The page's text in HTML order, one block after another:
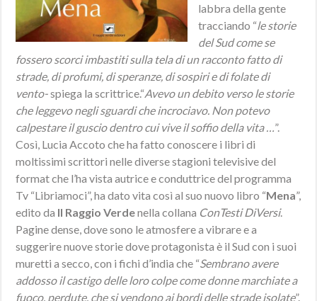
labbra della gente
tracciando “le storie
del Sud come se
fossero scorci imbastiti sulla tela di un racconto fatto di
strade, di profumi, di speranze, di sospiri e di folate di
vento-spiega la scrittrice.“Avevo un debito verso le storie
che leggevo negli sguardi che incrociavo. Non potevo
calpestare il guscio dentro cui vive il soffio della vita … ”.
Così, Lucia Accoto che ha fatto conoscere i libri di
moltissimi scrittori nelle diverse stagioni televisive del
format che l’ha vista autrice e conduttrice del programma
Tv “Libriamoci”, ha dato vita così al suo nuovo libro “Mena”,
edito da Il Raggio Verdenella collana ConTesti DiVersi.
Pagine dense, dove sono le atmosfere a vibrare e a
suggerire nuove storie dove protagonista è il Sud con i suoi
muretti a secco, con i fichi d’india che “Sembrano avere
addosso il castigo delle loro colpe come donne marchiate a
fuoco, perdute, che si vendono ai bordi delle strade isolate”.